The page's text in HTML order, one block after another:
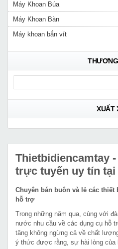
Máy Khoan Búa
Máy Khoan Bàn
Máy khoan bắn vít
XUẤT
Thietbidiencamtay
trực tuyến uy tín tại
Chuyên bán buôn và lẻ các
hỗ trợ
Trong những năm qua, cùng với
nước nhu cầu về các dụng cụ hỗ
tăng không ngừng cả về chất
ý thức được rằng, sự hài lòng của